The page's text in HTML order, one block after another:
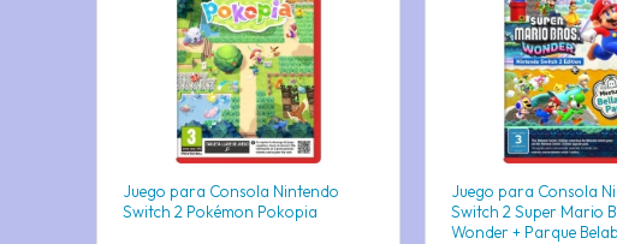
Juego para Consola Nintendo
Switch 2 Pokémon Pokopia
Juego para Consola
Switch 2 Super Mario
Wonder + Parque